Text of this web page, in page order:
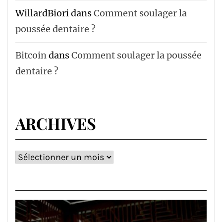
WillardBioridansComment soulager la
poussée dentaire ?
BitcoindansComment soulager la poussée
dentaire ?
ARCHIVES
Archives